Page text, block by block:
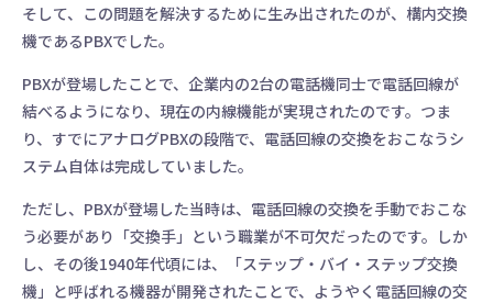
そして、この問題を解決するために生み出されたのが、構内交換
機であるPBXでした。
PBXが登場したことで、企業内の2台の電話機同士で電話回線が
結べるようになり、現在の内線機能が実現されたのです。つま
り、すでにアナログPBXの段階で、電話回線の交換をおこなうシ
ステム自体は完成していました。
ただし、PBXが登場した当時は、電話回線の交換を手動でおこな
う必要があり「交換手」という職業が不可欠だったのです。しか
し、その後1940年代頃には、「ステップ・バイ・ステップ交換
機」と呼ばれる機器が開発されたことで、ようやく電話回線の交